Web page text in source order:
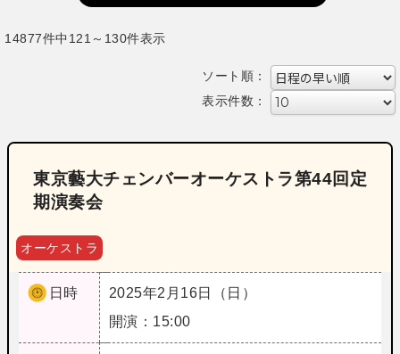
14877件中121～130件表示
ソート順：
表示件数：
東京藝大チェンバーオーケストラ第44回定
期演奏会
オーケストラ
日時
2025年2月16日（日）
開演：15:00